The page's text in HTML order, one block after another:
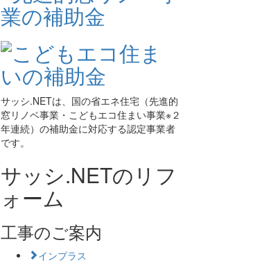
サッシ.NETは、国の省エネ住宅（先進的
窓リノベ事業・こどもエコ住まい事業※２
年連続）の補助金に対応する認定事業者
です。
サッシ.NETのリフ
ォーム
工事のご案内
インプラス